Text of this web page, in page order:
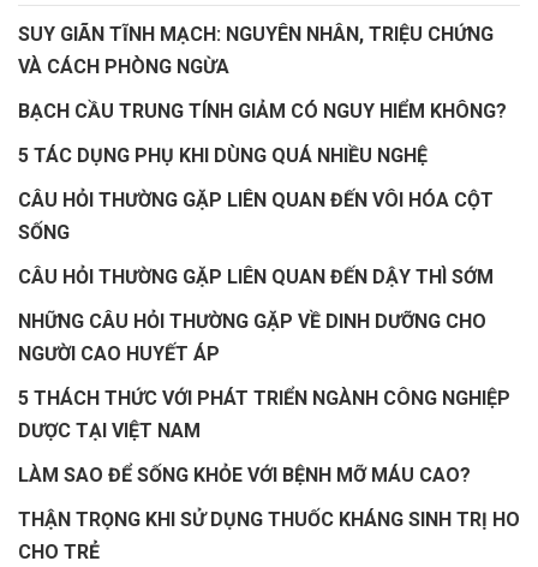
SUY GIÃN TĨNH MẠCH: NGUYÊN NHÂN, TRIỆU CHỨNG
VÀ CÁCH PHÒNG NGỪA
BẠCH CẦU TRUNG TÍNH GIẢM CÓ NGUY HIỂM KHÔNG?
5 TÁC DỤNG PHỤ KHI DÙNG QUÁ NHIỀU NGHỆ
CÂU HỎI THƯỜNG GẶP LIÊN QUAN ĐẾN VÔI HÓA CỘT
SỐNG
CÂU HỎI THƯỜNG GẶP LIÊN QUAN ĐẾN DẬY THÌ SỚM
NHỮNG CÂU HỎI THƯỜNG GẶP VỀ DINH DƯỠNG CHO
NGƯỜI CAO HUYẾT ÁP
5 THÁCH THỨC VỚI PHÁT TRIỂN NGÀNH CÔNG NGHIỆP
DƯỢC TẠI VIỆT NAM
LÀM SAO ĐỂ SỐNG KHỎE VỚI BỆNH MỠ MÁU CAO?
THẬN TRỌNG KHI SỬ DỤNG THUỐC KHÁNG SINH TRỊ HO
CHO TRẺ